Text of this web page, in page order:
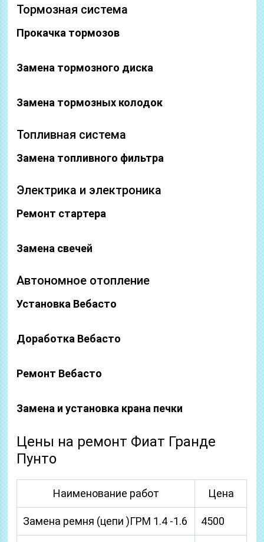
Тормозная система
Прокачка тормозов
Замена тормозного диска
Замена тормозных колодок
Топливная система
Замена топливного фильтра
Электрика и электроника
Ремонт стартера
Замена свечей
Автономное отопление
Установка Вебасто
Доработка Вебасто
Ремонт Вебасто
Замена и установка крана печки
Цены на ремонт Фиат Гранде
Пунто
Наименование работ Цена
Замена ремня (цепи )ГРМ 1.4 -1.6 4500